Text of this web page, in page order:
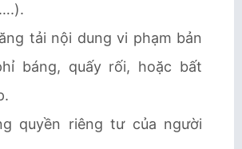
tải nội dung vi phạm bản
báng, quấy rối, hoặc bất
quyền riêng tư của người